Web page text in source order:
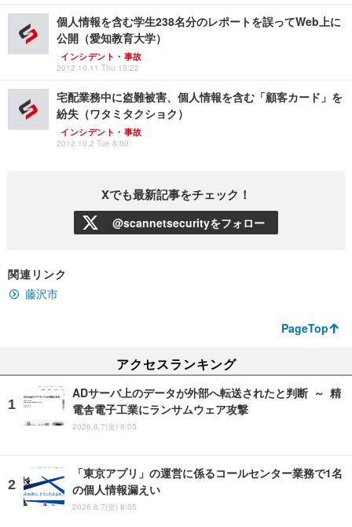
個人情報を含む学生238名分のレポートを誤ってWeb上に
公開（愛知教育大学）
インシデント・事故
2012.10.11 Thu 15:22
宅配業務中に盗難被害、個人情報を含む「顧客カード」を
紛失（ワタミタクショク）
インシデント・事故
2012.10.2 Tue 8:00
Xでも最新記事をチェック！
@scannetsecurityをフォロー
関連リンク
藤沢市
PageTop
アクセスランキング
ADサーバ上のデータが外部へ転送されたと判断 ～ 精
電舎電子工業にランサムウェア攻撃
2026.8.7(金) 8:05
「東京アプリ」の運営に係るコールセンター業務で1名
の個人情報漏えい
2026.8.7(金) 8:05